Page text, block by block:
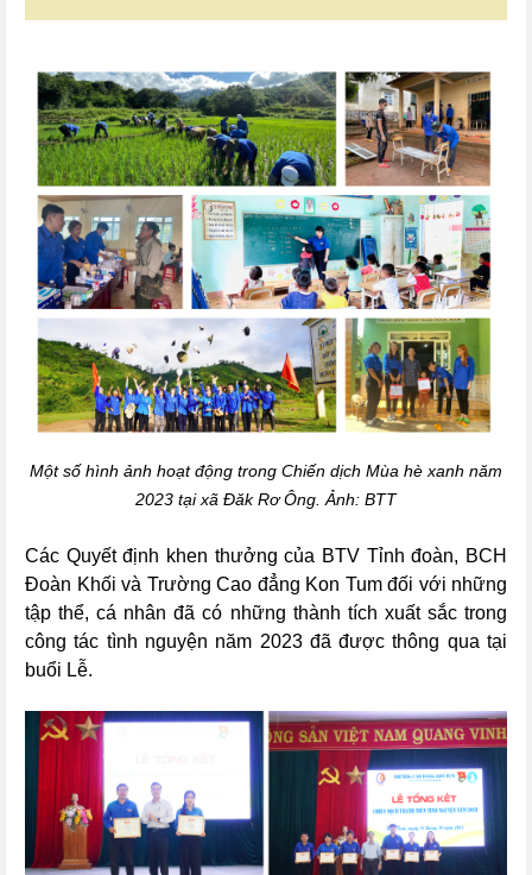
Một số hình ảnh hoạt động trong Chiến dịch Mùa hè xanh năm
2023 tại xã Đăk Rơ Ông . Ảnh: BTT
Các Quyết định khen thưởng của BTV Tỉnh đoàn, BCH
Đoàn Khối và Trường Cao đẳng Kon Tum đối với những
tập thể, cá nhân đã có những thành tích xuất sắc trong
công tác tình nguyện năm 2023 đã được thông qua tại
buổi Lễ.